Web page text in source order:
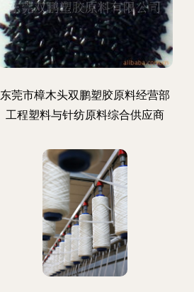
东莞市樟木头双鹏塑胶原料经营部
工程塑料与针纺原料综合供应商